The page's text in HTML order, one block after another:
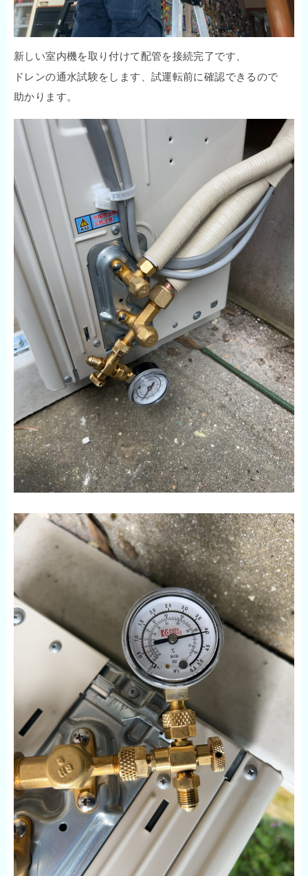
新しい室内機を取り付けて配管を接続完了です、
ドレンの通水試験をします、試運転前に確認できるので
助かります。